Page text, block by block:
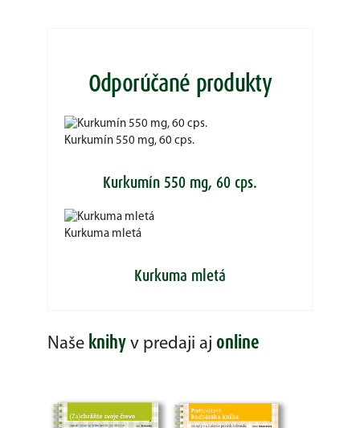
Odporúčané produkty
Kurkumín 550 mg, 60 cps.
Kurkumín 550 mg, 60 cps.
Kurkuma mletá
Kurkuma mletá
Naše knihy v predaji aj online